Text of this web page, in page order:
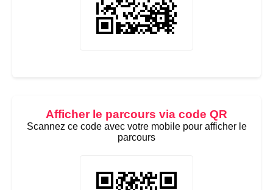
Afficher le parcours via code QR
Scannez ce code avec votre mobile pour afficher le
parcours